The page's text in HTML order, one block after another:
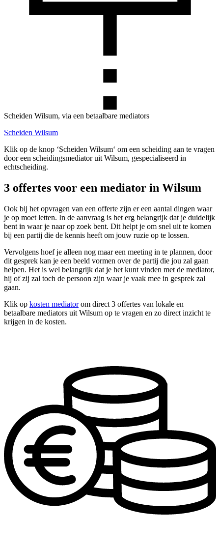
Scheiden Wilsum, via een betaalbare mediators
Scheiden Wilsum
Klik op de knop ‘Scheiden Wilsum‘ om een scheiding aan te vragen
door een scheidingsmediator uit Wilsum, gespecialiseerd in
echtscheiding.
3 offertes voor een mediator in Wilsum
Ook bij het opvragen van een offerte zijn er een aantal dingen waar
je op moet letten. In de aanvraag is het erg belangrijk dat je duidelijk
bent in waar je naar op zoek bent. Dit helpt je om snel uit te komen
bij een partij die de kennis heeft om jouw ruzie op te lossen.
Vervolgens hoef je alleen nog maar een meeting in te plannen, door
dit gesprek kan je een beeld vormen over de partij die jou zal gaan
helpen. Het is wel belangrijk dat je het kunt vinden met de mediator,
hij of zij zal toch de persoon zijn waar je vaak mee in gesprek zal
gaan.
Klik op kosten mediatorom direct 3 offertes van lokale en
betaalbare mediators uit Wilsum op te vragen en zo direct inzicht te
krijgen in de kosten.